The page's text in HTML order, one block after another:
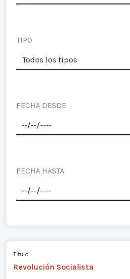
TIPO
FECHA DESDE
FECHA HASTA
Título
Revolución Socialista